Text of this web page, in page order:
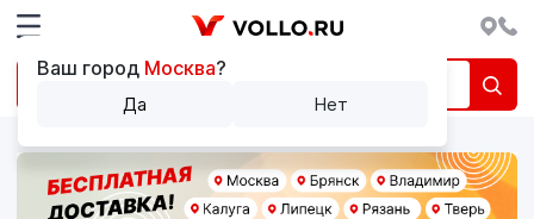
Ваш город Москва?
Да Нет